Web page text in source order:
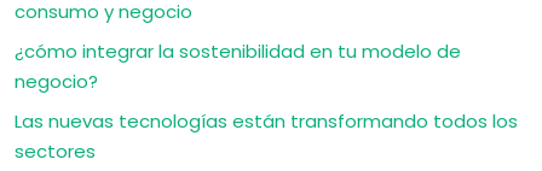
consumo y negocio
¿cómo integrar la sostenibilidad en tu modelo de
negocio?
Las nuevas tecnologías están transformando todos los
sectores